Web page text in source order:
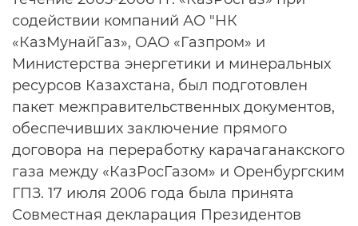
содействии компаний АО "НК
«КазМунайГаз», ОАО «Газпром» и
Министерства энергетики и минеральных
ресурсов Казахстана, был подготовлен
пакет межправительственных документов,
обеспечивших заключение прямого
договора на переработку карачаганакского
газа между «КазРосГазом» и Оренбургским
ГПЗ. 17 июля 2006 года была принята
Совместная декларация Президентов